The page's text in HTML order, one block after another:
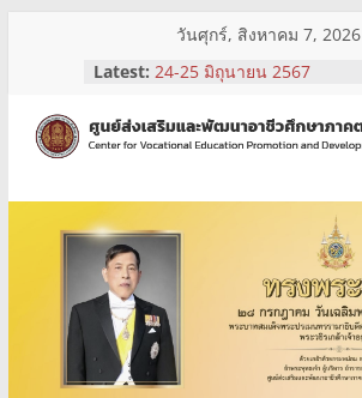
วันศุกร์, สิงหาคม 7, 2026
Latest: 24-25 มิถุนายน 2567
จ้างเหมาบริการ
3-5 กรกฎาคม 2567
ศูนย์
ส่ง
เสริม
และ